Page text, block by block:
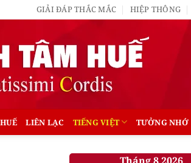
GIẢI ĐÁP THẮC MẮC HIỆP THÔNG
LIÊN LẠC TIẾNG VIỆT TƯỞNG NHỚ